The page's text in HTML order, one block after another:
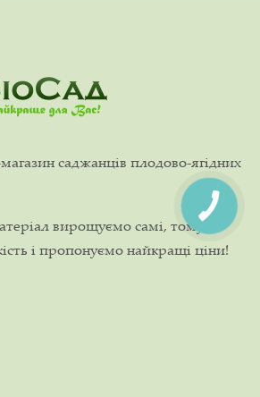
саджанців плодово-ягідних
вирощуємо самі, тому
і пропонуємо найкращі ціни!